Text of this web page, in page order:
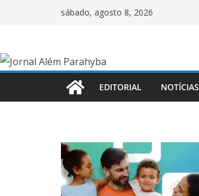
conteúdo
sábado, agosto 8, 2026
EDITORIAL NOTÍCIAS